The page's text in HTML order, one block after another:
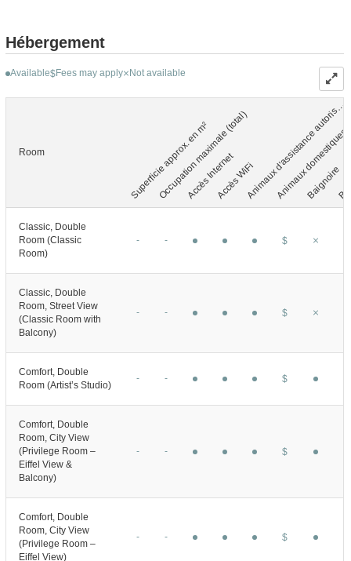
Hébergement
Available$Fees may apply Not available
Room Superficie approx. en m²
Occupation maximale (total)
Accès InternetAccès WiFiA
n
i
m
a
u
x
d'
a
s
s
i
s
t
a
n
c
e
a
u
t
o
r
i
s
é
s
Animaux domestiques
Baignoire
Classic, Double
Room (Classic
Room)
- - $
Classic, Double
Room, Street View
(Classic Room with
Balcony)
- - $
Comfort, Double
Room (Artist’s Studio)
- - $
Comfort, Double
Room, City View
(Privilege Room –
Eiffel View &
Balcony)
- - $
Comfort, Double
Room, City View
(Privilege Room –
Eiffel View)
- - $